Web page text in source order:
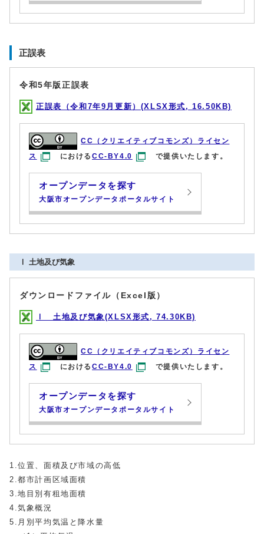
正誤表
令和5年版正誤表
正誤表（令和7年9月更新）(XLSX形式, 16.50KB)
CC（クリエイティブコモンズ）ライセン
ス
におけるCC-BY4.0 で提供いたします。
オープンデータを探す
大阪市オープンデータポータルサイト
Ⅰ 土地及び気象
ダウンロードファイル（Excel版）
Ⅰ 土地及び気象(XLSX形式, 74.30KB)
CC（クリエイティブコモンズ）ライセン
ス
におけるCC-BY4.0 で提供いたします。
オープンデータを探す
大阪市オープンデータポータルサイト
1.位置、面積及び市域の高低
2.都市計画区域面積
3.地目別有租地面積
4.気象概況
5.月別平均気温と降水量